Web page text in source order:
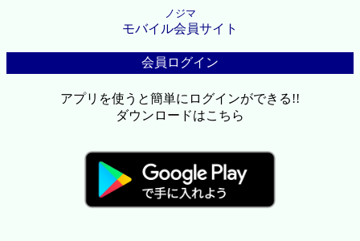
ノジマ
モバイル会員サイト
会員ログイン
アプリを使うと簡単にログインができる!!
ダウンロードはこちら